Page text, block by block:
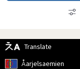
Translate
Åarjelsaemien